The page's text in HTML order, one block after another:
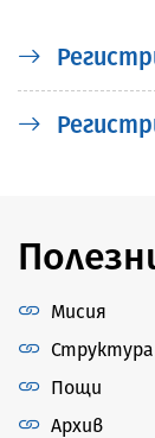
Мисия
Пощи
Архив